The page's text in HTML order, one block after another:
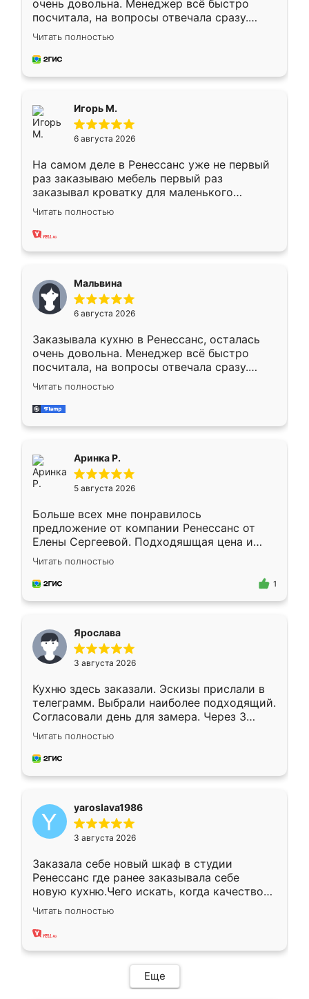
очень довольна. Менеджер всё быстро
посчитала, на вопросы отвечала сразу.
Замерщик приехал в субботу, подошёл к
делу со всей ответственностью. Собрали
за день, ребята работали аккуратно, даже
Читать полностью
Игорь М.
6 августа 2026
На самом деле в Ренессанс уже не первый
раз заказываю мебель первый раз
заказывал кроватку для маленького
ребёнка при его рождении ,во второй раз
заказал шкаф-купе. По качеству очень
хорошее сборка достаточно быстрая,
меньше, здесь же он более разнообразный.
Мне нравится ,если что-то потребуется из
мебели буду заказывать только здесь.
Читать полностью
Мальвина
6 августа 2026
Заказывала кухню в Ренессанс, осталась
очень довольна. Менеджер всё быстро
посчитала, на вопросы отвечала сразу.
Замерщик приехал в субботу, подошёл к
делу со всей ответственностью. Собрали
за день, ребята работали аккуратно, даже
Читать полностью
Аринка Р.
5 августа 2026
Больше всех мне понравилось
предложение от компании Ренессанс от
Елены Сергеевой. Подходяшщая цена и
короткие сроки изготовления. Приехавший
для замера сотрудник Владислав
предложил по моему эскизу самый
Читать полностью
1
Ярослава
3 августа 2026
Кухню здесь заказали. Эскизы прислали в
телеграмм. Выбрали наиболее подходящий.
Согласовали день для замера. Через 3
недели кухня была уже готова. Остались
довольны работой. Спасибо Ренессанс
мебель за качественную работу!
Читать полностью
yaroslava1986
3 августа 2026
Заказала себе новый шкаф в студии
Ренессанс где ранее заказывала себе
новую кухню.Чего искать, когда качеством
вполне довольна. Служит кухня уже почти
два года, нареканий нет.
Читать полностью
Еще